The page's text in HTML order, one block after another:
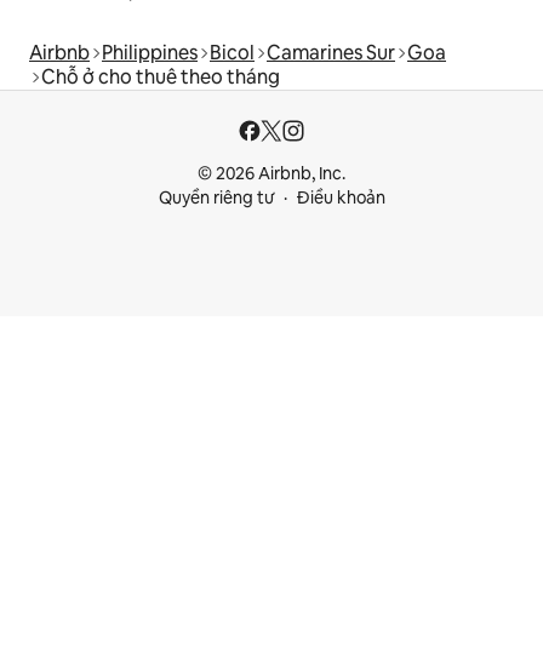
Airbnb Philippines Bicol Camarines Sur Goa
Chỗ ở cho thuê theo tháng
© 2026 Airbnb, Inc.
Quyền riêng tư
Điều khoản